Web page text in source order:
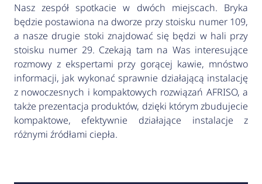
Nasz zespół spotkacie w dwóch miejscach. Bryka
będzie postawiona na dworze przy stoisku numer 109,
a nasze drugie stoki znajdować się będzi w hali przy
stoisku numer 29. Czekają tam na Was interesujące
rozmowy z ekspertami przy gorącej kawie, mnóstwo
informacji, jak wykonać sprawnie działającą instalację
z nowoczesnych i kompaktowych rozwiązań AFRISO, a
także prezentacja produktów, dzięki którym zbudujecie
kompaktowe, efektywnie działające instalacje z
różnymi źródłami ciepła.